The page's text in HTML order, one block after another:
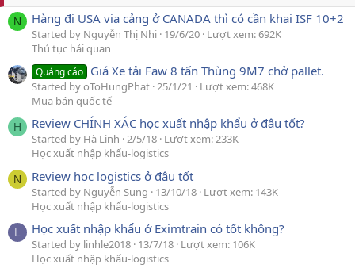
N Hàng đi USA via cảng ở CANADA thì có cần khai ISF 10+2
Started by Nguyễn Thị Nhi 19/6/20 Lượt xem: 692K
Thủ tục hải quan
Quảng cáo Giá Xe tải Faw 8 tấn Thùng 9M7 chở pallet.
Started by oToHungPhat 25/1/21
Lượt xem: 468K
Mua bán quốc tế
H Review CHÍNH XÁC học xuất nhập khẩu ở đâu tốt?
Started by Hà Linh 2/5/18 Lượt xem: 233K
Học xuất nhập khẩu-logistics
N Review học logistics ở đâu tốt
Started by Nguyễn Sung 13/10/18 Lượt xem: 143K
Học xuất nhập khẩu-logistics
L Học xuất nhập khẩu ở Eximtrain có tốt không?
Started by linhle2018 13/7/18 Lượt xem: 106K
Học xuất nhập khẩu-logistics